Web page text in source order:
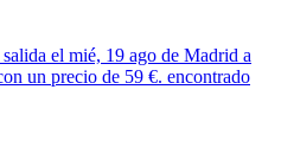
el mié, 19 ago de Madrid a
un precio de 59 €. encontrado